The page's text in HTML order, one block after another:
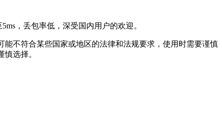
，丢包率低，深受国内用户的欢迎。
不符合某些国家或地区的法律和法规要求，使用时需要谨慎
选择。